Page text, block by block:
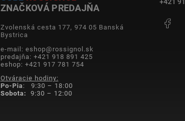
ZNAČKOVÁ PREDAJŇA
Zvolenská cesta 177, 974 05 Banská
Bystrica
e-mail: eshop@rossignol.sk
predajňa: +421 918 891 425
eshop: +421 917 781 754
Otváracie hodiny:
Po-Pia: 9:30 – 18:00
Sobota: 9:30 – 12:00